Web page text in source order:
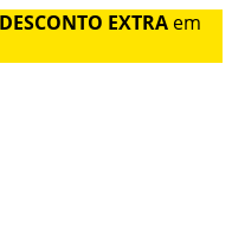
EXTRA em